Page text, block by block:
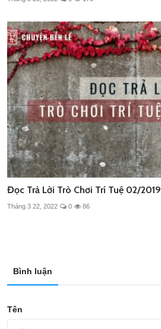
Đọc Trả Lời Trò Chơi Trí Tuệ 02/2019
Tháng 3 22, 2022 0 86
Bình luận
Tên